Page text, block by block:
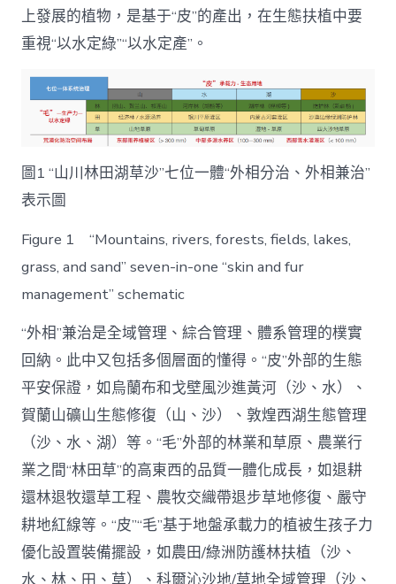
上發展的植物，是基于“皮”的產出，在生態扶植中要
重視“以水定綠”“以水定產”。
圖1 “山川林田湖草沙”七位一體“外相分治、外相兼治”
表示圖
Figure 1 “Mountains, rivers, forests, fields, lakes,
grass, and sand” seven-in-one “skin and fur
management” schematic
“外相”兼治是全域管理、綜合管理、體系管理的樸實
回納。此中又包括多個層面的懂得。“皮”外部的生態
平安保證，如烏蘭布和戈壁風沙進黃河（沙、水）、
賀蘭山礦山生態修復（山、沙）、敦煌西湖生態管理
（沙、水、湖）等。“毛”外部的林業和草原、農業行
業之間“林田草”的高東西的品質一體化成長，如退耕
還林退牧還草工程、農牧交織帶退步草地修復、嚴守
耕地紅線等。“皮”“毛”基于地盤承載力的植被生孩子力
優化設置裝備擺設，如農田/綠洲防護林扶植（沙、
水、林、田、草）、科爾沁沙地/草地全域管理（沙、